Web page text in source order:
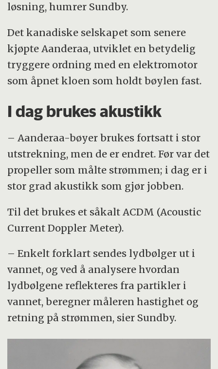
løsning, humrer Sundby.
Det kanadiske selskapet som senere
kjøpte Aanderaa, utviklet en betydelig
tryggere ordning med en elektromotor
som åpnet kloen som holdt bøylen fast.
I dag brukes akustikk
– Aanderaa-bøyer brukes fortsatt i stor
utstrekning, men de er endret. Før var det
propeller som målte strømmen; i dag er i
stor grad akustikk som gjør jobben.
Til det brukes et såkalt ACDM (Acoustic
Current Doppler Meter).
– Enkelt forklart sendes lydbølger ut i
vannet, og ved å analysere hvordan
lydbølgene reflekteres fra partikler i
vannet, beregner måleren hastighet og
retning på strømmen, sier Sundby.